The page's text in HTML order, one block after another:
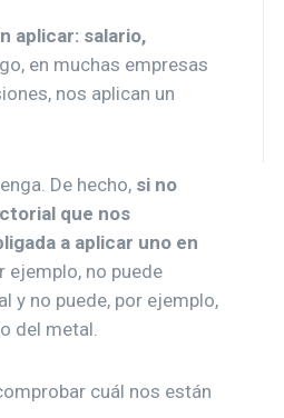
aplicar: salario,
en muchas empresas
nos aplican un
De hecho, si no
que nos
a aplicar uno en
ejemplo, no puede
y no puede, por ejemplo,
del metal.
cuál nos están